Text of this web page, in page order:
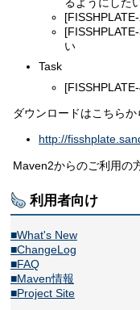
るようにした
い
Task
ダウンロードはこちらか
http://
Maven2からのご利用の
利用者向け
■What's New
■ChangeLog
■FAQ
■Maven情報
■Project Site